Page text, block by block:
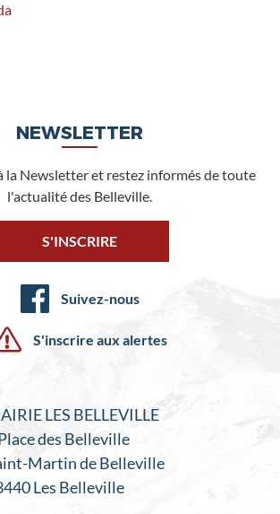
NEWSLETTER
la Newsletter et restez informés de toute
l'actualité des Belleville.
S'INSCRIRE
Suivez-nous
S'inscrire aux alertes
LES BELLEVILLE
des Belleville
Martin de Belleville
Les Belleville